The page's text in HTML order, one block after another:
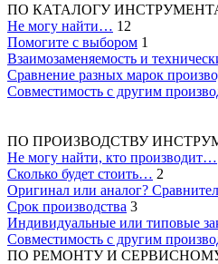
ПО КАТАЛОГУ
Не могу найти… 12
Помогите с выбором 1
Взаимозаменяемость и
Сравнение разных марок
Совместимость с другим
ПО ПРОИЗВОДСТВУ
Не могу найти, кто производит…
Сколько будет стоить… 2
Оригинал или аналог?
Срок производства 3
Индивидуальные или типовые
Совместимость с другим
ПО РЕМОНТУ И